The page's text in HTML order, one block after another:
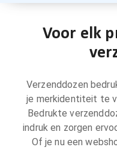
Voor elk
Verzenddozen
je merkidentiteit te
Bedrukte
indruk en zorgen
Of je nu een